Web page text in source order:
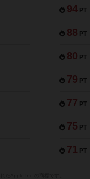
94 PT
88 PT
80 PT
79 PT
77 PT
75 PT
71 PT